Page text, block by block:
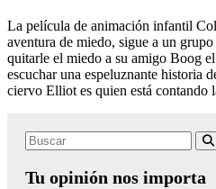
La película de animación infantil
aventura de miedo, sigue a un
quitarle el miedo a su amigo Boog
escuchar una espeluznante historia
ciervo Elliot es quien está
Search
Tu opinión nos importa